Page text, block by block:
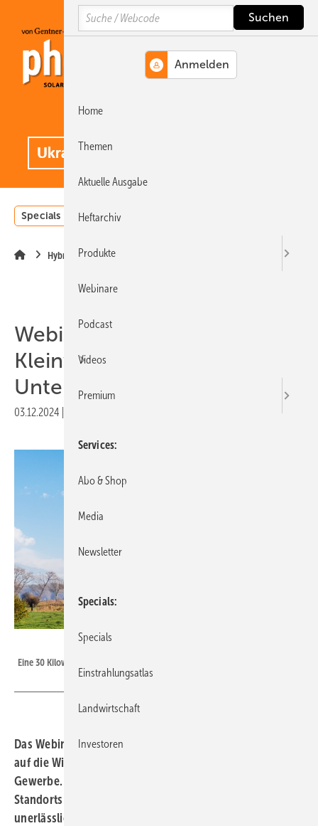
Hauptinhalt
Hauptmenü
SiteSearch
Specials Einstrahlungsatlas
Hybridgeneratoren
Webinar am 4. Dezember:
Kleinwindkraft für
Unternehmen
03.12.2024
Eine 30 Kilowattanlage bei einem Landwirt in Ostfriesland.
Das Webinar vom Kleinwindkraft-Portal schaut genauer
auf die Wirtschaftlichkeit von Kleinwindanlagen fürs
Gewerbe. Diese hängt unmittelbar vom Windangebot des
Standorts ab. Eine sorgfältige Planung ist daher
unerlässlich, damit sich die Investition langfristig
Search
Home
Themen
Aktuelle Ausgabe
Heftarchiv
Produkte
Webinare
Podcast
Videos
Premium
Services
Abo & Shop
Media
Newsletter
Specials
Specials
Einstrahlungsatlas
Landwirtschaft
Investoren